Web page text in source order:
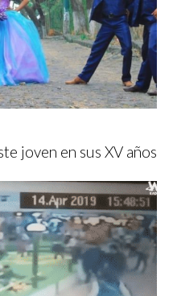
joven en sus XV años